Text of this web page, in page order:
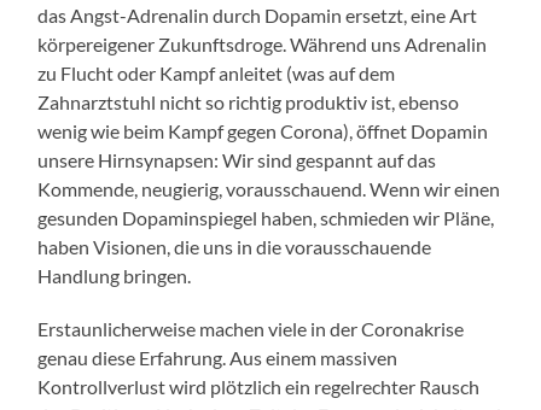
das Angst-Adrenalin durch Dopamin ersetzt, eine Art
körpereigener Zukunftsdroge. Während uns Adrenalin
zu Flucht oder Kampf anleitet (was auf dem
Zahnarztstuhl nicht so richtig produktiv ist, ebenso
wenig wie beim Kampf gegen Corona), öffnet Dopamin
unsere Hirnsynapsen: Wir sind gespannt auf das
Kommende, neugierig, vorausschauend. Wenn wir einen
gesunden Dopaminspiegel haben, schmieden wir Pläne,
haben Visionen, die uns in die vorausschauende
Handlung bringen.
Erstaunlicherweise machen viele in der Coronakrise
genau diese Erfahrung. Aus einem massiven
Kontrollverlust wird plötzlich ein regelrechter Rausch